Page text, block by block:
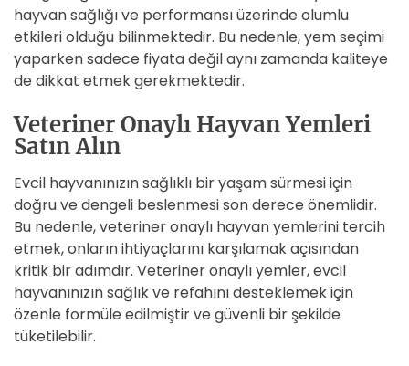
hayvan sağlığı ve performansı üzerinde olumlu
etkileri olduğu bilinmektedir. Bu nedenle, yem seçimi
yaparken sadece fiyata değil aynı zamanda kaliteye
de dikkat etmek gerekmektedir.
Veteriner Onaylı Hayvan Yemleri
Satın Alın
Evcil hayvanınızın sağlıklı bir yaşam sürmesi için
doğru ve dengeli beslenmesi son derece önemlidir.
Bu nedenle, veteriner onaylı hayvan yemlerini tercih
etmek, onların ihtiyaçlarını karşılamak açısından
kritik bir adımdır. Veteriner onaylı yemler, evcil
hayvanınızın sağlık ve refahını desteklemek için
özenle formüle edilmiştir ve güvenli bir şekilde
tüketilebilir.